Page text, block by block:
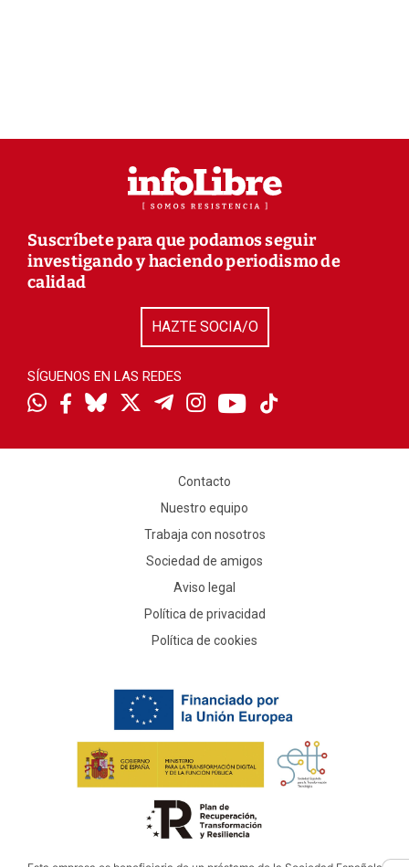
Suscríbete para que podamos seguir
investigando y haciendo periodismo de
calidad
HAZTE SOCIA/O
SÍGUENOS EN LAS REDES
Contacto
Nuestro equipo
Trabaja con nosotros
Sociedad de amigos
Aviso legal
Política de privacidad
Política de cookies